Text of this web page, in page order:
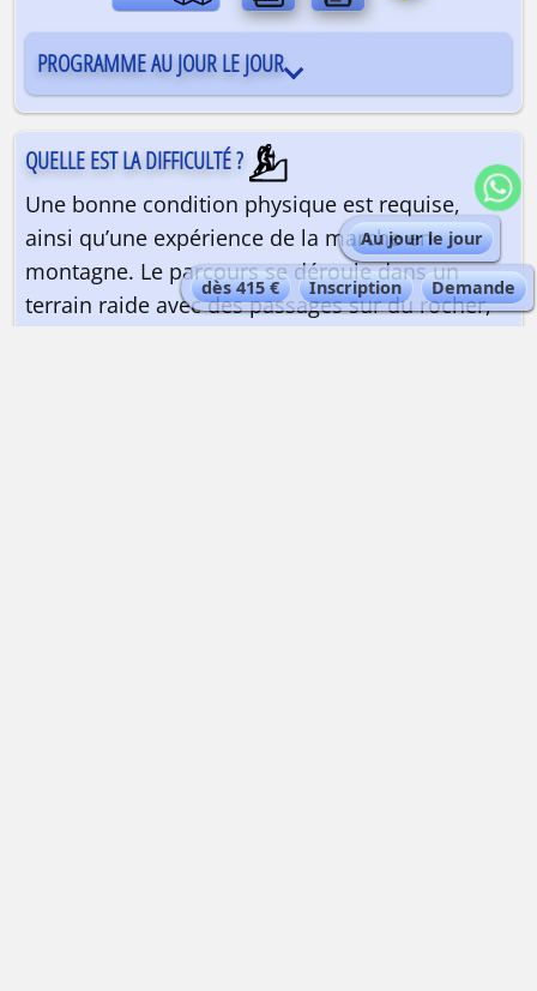
dès 415 € Inscription Demande
Au jour le jour
PROGRAMME AU JOUR LE JOUR
QUELLE EST LA DIFFICULTÉ ?
Une bonne condition physique est requise,
ainsi qu’une expérience de la marche en
montagne. Le parcours se déroule dans un
terrain raide avec des passages sur du rocher,